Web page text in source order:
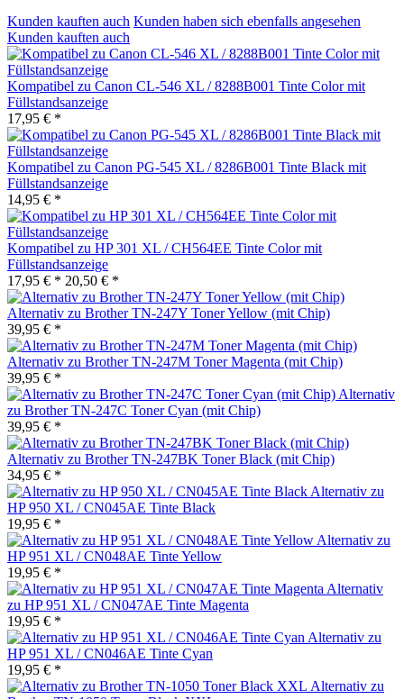
Kunden kauften auch Kunden haben sich ebenfalls angesehen
Kunden kauften auch
Kompatibel zu Canon CL-546 XL / 8288B001 Tinte Color mit
Füllstandsanzeige
17,95 € *
Kompatibel zu Canon PG-545 XL / 8286B001 Tinte Black mit
Füllstandsanzeige
14,95 € *
Kompatibel zu HP 301 XL / CH564EE Tinte Color mit
Füllstandsanzeige
17,95 € * 20,50 € *
Alternativ zu Brother TN-247Y Toner Yellow (mit Chip)
39,95 € *
Alternativ zu Brother TN-247M Toner Magenta (mit Chip)
39,95 € *
Alternativ
zu Brother TN-247C Toner Cyan (mit Chip)
39,95 € *
Alternativ zu Brother TN-247BK Toner Black (mit Chip)
34,95 € *
Alternativ zu
HP 950 XL / CN045AE Tinte Black
19,95 € *
Alternativ zu
HP 951 XL / CN048AE Tinte Yellow
19,95 € *
Alternativ
zu HP 951 XL / CN047AE Tinte Magenta
19,95 € *
Alternativ zu
HP 951 XL / CN046AE Tinte Cyan
19,95 € *
Alternativ zu